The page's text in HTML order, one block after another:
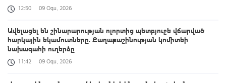
12:50 09 Օգս, 2026
Ավելացել են շինարարության ոլորտից պետբյուջե վճարված
հարկային եկամուտները. Քաղաքաշինության կոմիտեի
նախագահի ուղերձը
11:42 09 Օգս, 2026